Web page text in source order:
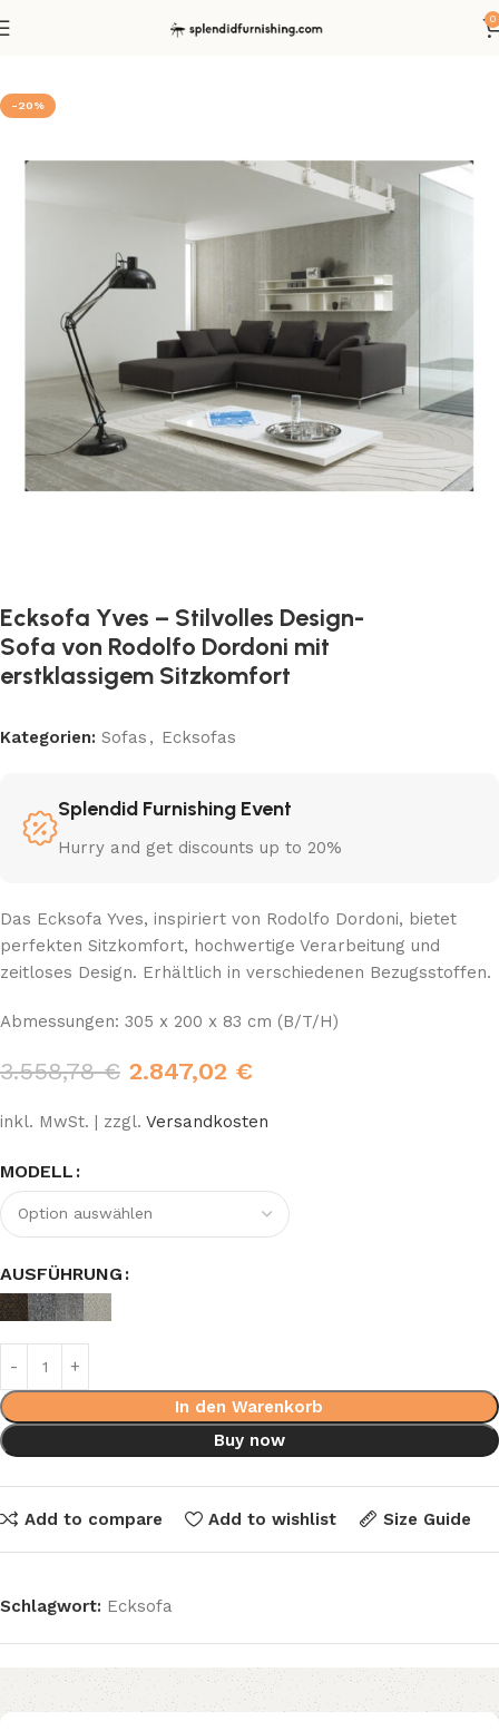
0
-20%
Ecksofa Yves – Stilvolles Design-
Sofa von Rodolfo Dordoni mit
erstklassigem Sitzkomfort
Kategorien: Sofas , Ecksofas
Splendid Furnishing Event
Hurry and get discounts up to 20%
Das Ecksofa Yves, inspiriert von Rodolfo Dordoni, bietet
perfekten Sitzkomfort, hochwertige Verarbeitung und
zeitloses Design. Erhältlich in verschiedenen Bezugsstoffen.
Abmessungen: 305 x 200 x 83 cm (B/T/H)
3.558,78€ 2.847,02 €
inkl. MwSt. | zzgl. Versandkosten
MODELL
AUSFÜHRUNG
In den Warenkorb
Buy now
Add to compare Add to wishlist Size Guide
Schlagwort: Ecksofa